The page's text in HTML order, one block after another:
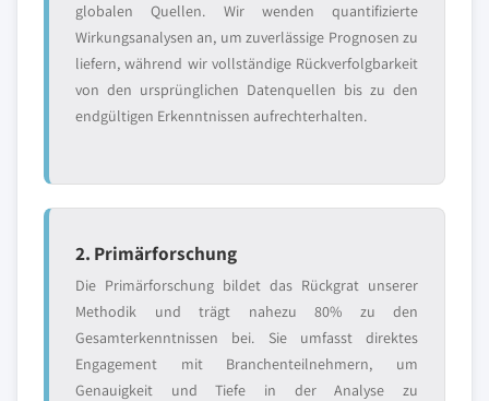
globalen Quellen. Wir wenden quantifizierte
Wirkungsanalysen an, um zuverlässige Prognosen zu
liefern, während wir vollständige Rückverfolgbarkeit
von den ursprünglichen Datenquellen bis zu den
endgültigen Erkenntnissen aufrechterhalten.
2. Primärforschung
Die Primärforschung bildet das Rückgrat unserer
Methodik und trägt nahezu 80% zu den
Gesamterkenntnissen bei. Sie umfasst direktes
Engagement mit Branchenteilnehmern, um
Genauigkeit und Tiefe in der Analyse zu